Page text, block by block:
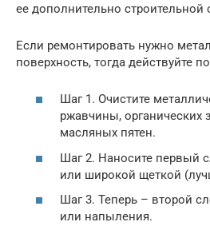
ее дополнительно строительной
Если ремонтировать нужно
поверхность, тогда действуйте
Шаг 1. Очистите
ржавчины, органических
масляных пятен.
Шаг 2. Наносите первый
или широкой щеткой
Шаг 3. Теперь – второй
или напыления.